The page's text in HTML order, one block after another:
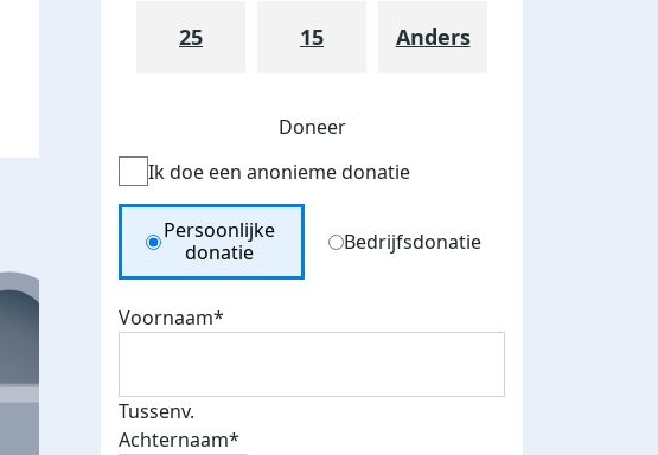
25 15 Anders
Doneer
Ik doe een anonieme donatie
Donation Type
Persoonlijke
donatie
Bedrijfsdonatie
Voornaam*
Tussenv.
Achternaam*